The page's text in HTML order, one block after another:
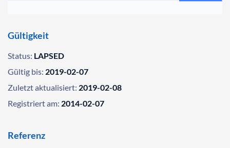
Gültigkeit
Status: LAPSED
Gültig bis: 2019-02-07
Zuletzt aktualisiert: 2019-02-08
Registriert am: 2014-02-07
Referenz